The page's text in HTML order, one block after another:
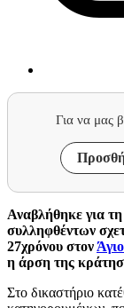
Για να μας
Αναβλήθηκε για
συλληφθέντων
27χρόνου στον
η άρση της
Στο δικαστήριο